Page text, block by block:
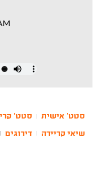
סטט' אישית סטט'
שיאי קריירה דירוגים